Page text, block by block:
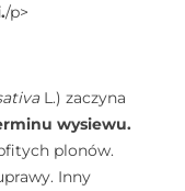
/p>
L.) zaczyna
wysiewu.
plonów.
Inny